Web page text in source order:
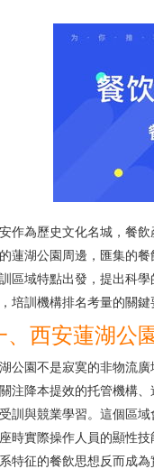
作為歷史文化名城，餐
蓮湖公園周邊，匯集的
區域特點出發，提出科
培訓機構排名考量的關鍵
、西安蓮湖公
公園不是寂寞的非物流
注降本提效的托管機構
訓與競業學習。這個區
時實際操作人員的顯性
特征的餐飲思想反而成為